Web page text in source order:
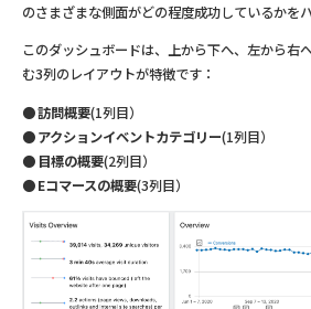
のさまざまな側面がどの程度成功しているかを
このダッシュボードは、上から下へ、左から右
む3列のレイアウトが特徴です：
訪問概要(1列目）
アクションイベントカテゴリー(1列目）
目標の概要(2列目）
Eコマースの概要(3列目）